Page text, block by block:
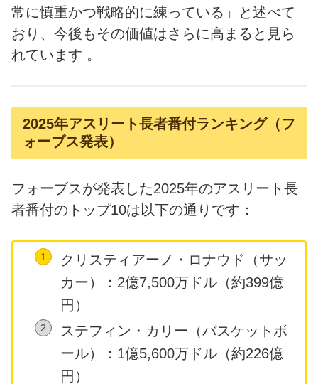
常に慎重かつ戦略的に練っている」と述べて
おり、今後もその価値はさらに高まると見ら
れています 。
2025年アスリート長者番付ランキング（フ
ォーブス発表）
フォーブスが発表した2025年のアスリート長
者番付のトップ10は以下の通りです：
クリスティアーノ・ロナウド（サッ
カー）：2億7,500万ドル（約399億
円）
ステフィン・カリー（バスケットボ
ール）：1億5,600万ドル（約226億
円）